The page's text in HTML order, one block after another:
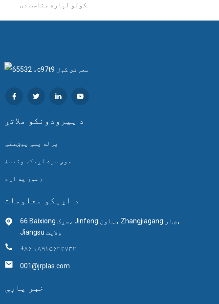
د پیرودونکو ملاتړ
پرله پسې پوښتنې
موږ سره اړیکه ونیسئ
زموږ په اړه
د اړیکو معلومات
66 Baixiong سړک، Jinfeng ټاون، Zhangjiagang ښار،
Jiangsu ولايت
+۸۶ ۱۸۹۱۵۶۳۲۷۳۲
001@jrplas.com
خبر پاڼې